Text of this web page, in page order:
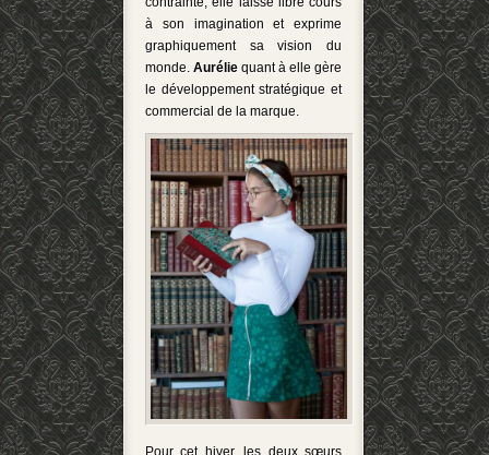
à son imagination et exprime
graphiquement sa vision du
monde. Aurélie quant à elle gère
le développement stratégique et
commercial de la marque.
Pour cet hiver, les deux sœurs